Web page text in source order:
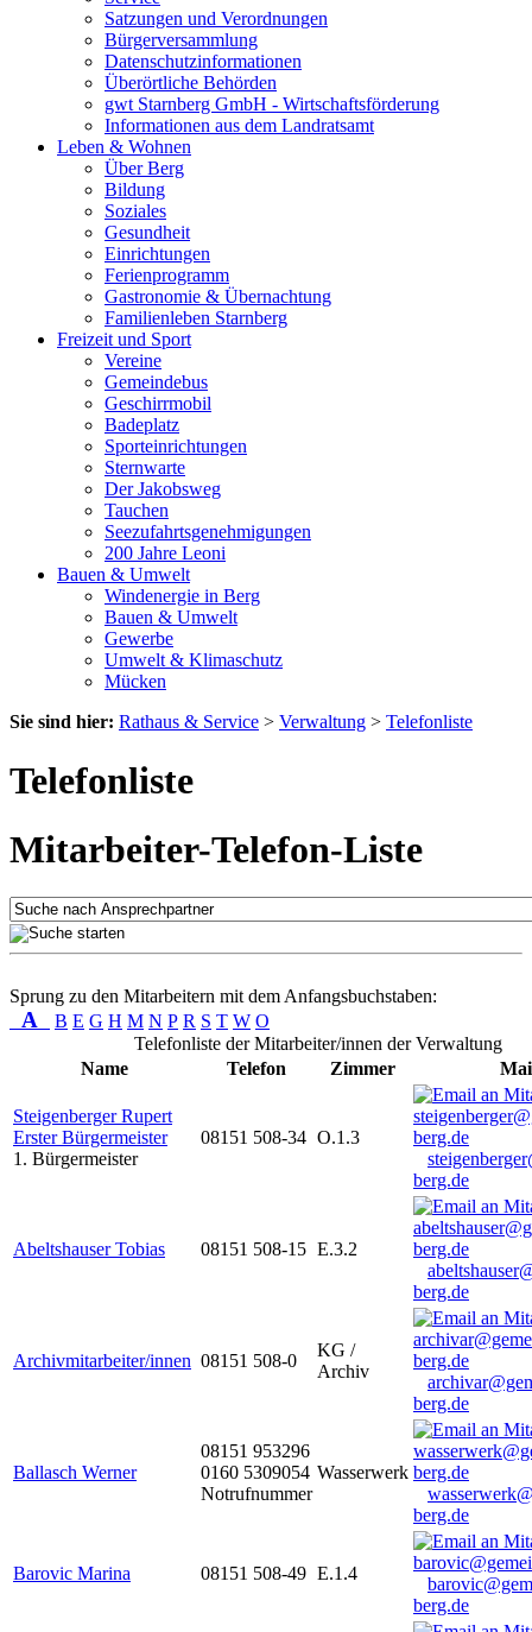
Satzungen und Verordnungen
Bürgerversammlung
Datenschutzinformationen
Überörtliche Behörden
gwt Starnberg GmbH - Wirtschaftsförderung
Informationen aus dem Landratsamt
Leben & Wohnen
Über Berg
Bildung
Soziales
Gesundheit
Einrichtungen
Ferienprogramm
Gastronomie & Übernachtung
Familienleben Starnberg
Freizeit und Sport
Vereine
Gemeindebus
Geschirrmobil
Badeplatz
Sporteinrichtungen
Sternwarte
Der Jakobsweg
Tauchen
Seezufahrtsgenehmigungen
200 Jahre Leoni
Bauen & Umwelt
Windenergie in Berg
Bauen & Umwelt
Gewerbe
Umwelt & Klimaschutz
Mücken
Sie sind hier: Rathaus & Service > Verwaltung > Telefonliste
Telefonliste
Mitarbeiter-Telefon-Liste
Sprung zu den Mitarbeitern mit dem Anfangsbuchstaben:
A B E G H M N P R S T W O
Telefonliste der Mitarbeiter/innen der Verwaltung
Name
Telefon Zimmer
Steigenberger Rupert
Erster Bürgermeister
1. Bürgermeister
08151 508-34 O.1.3
berg.de
Abeltshauser Tobias 08151 508-15 E.3.2
berg.de
Archivmitarbeiter/innen 08151 508-0
KG /
Archiv
berg.de
Ballasch Werner
08151 953296
0160 5309054
Notrufnummer
Wasserwerk
berg.de
Barovic Marina 08151 508-49 E.1.4
berg.de